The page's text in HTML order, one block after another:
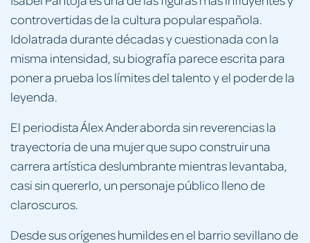
controvertidas de la cultura popular española.
Idolatrada durante décadas y cuestionada con la
misma intensidad, su biografía parece escrita para
poner a prueba los límites del talento y el poder de la
leyenda.
El periodista Álex Ander aborda sin reverencias la
trayectoria de una mujer que supo construir una
carrera artística deslumbrante mientras levantaba,
casi sin quererlo, un personaje público lleno de
claroscuros.
Desde sus orígenes humildes en el barrio sevillano de